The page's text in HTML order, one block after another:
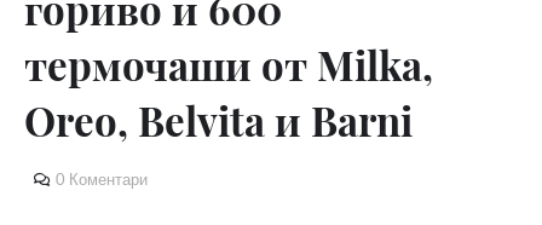
термочаши от Milka,
Oreo, Belvita и Barni
0 Коментари